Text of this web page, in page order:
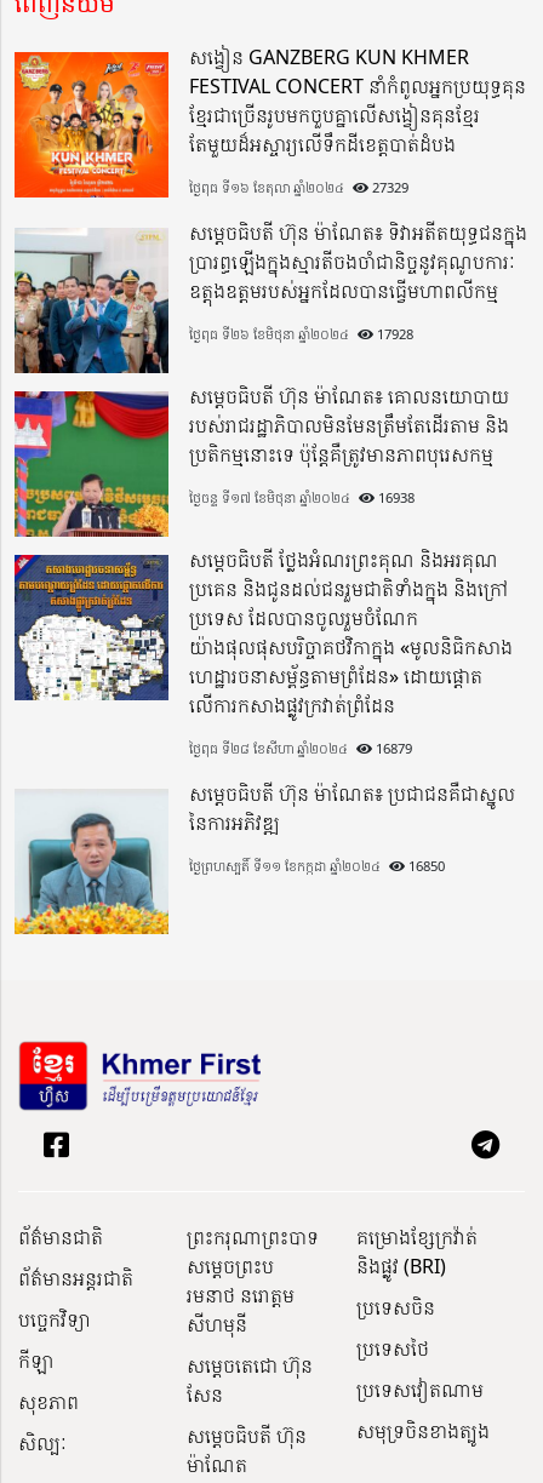
សង្វៀន GANZBERG KUN KHMER
FESTIVAL CONCERT នាំកំពូលអ្នកប្រយុទ្ធគុន
ខ្មែរជាច្រើនរូបមកចួបគ្នាលើសង្វៀនគុនខ្មែរ
តែមួយដ៏អស្ចារ្យលើទឹកដីខេត្តបាត់ដំបង
ថ្ងៃពុធ ទី១៦ ខែតុលា ឆ្នាំ២០២៤ 27329
សម្តេចធិបតី ហ៊ុន ម៉ាណែត៖ ទិវាអតីតយុទ្ធជនក្នុង
ប្រារព្ធឡើងក្នុងស្មារតីចងចាំជានិច្ចនូវគុណូបការៈ
ឧត្តុងឧត្តមរបស់អ្នកដែលបានធ្វើមហាពលីកម្ម
ថ្ងៃពុធ ទី២៦ ខែមិថុនា ឆ្នាំ២០២៤ 17928
សម្តេចធិបតី ហ៊ុន ម៉ាណែត៖ គោលនយោបាយ
របស់រាជរដ្ឋាភិបាលមិនមែនត្រឹមតែដើរតាម និង
ប្រតិកម្មនោះទេ ប៉ុន្តែគឺត្រូវមានភាពបុរេសកម្ម
ថ្ងៃចន្ទ ទី១៧ ខែមិថុនា ឆ្នាំ២០២៤ 16938
សម្តេចធិបតី ថ្លែងអំណរព្រះគុណ និងអរគុណ
ប្រគេន និងជូនដល់ជនរួមជាតិទាំងក្នុង​ និងក្រៅ
ប្រទេស​ ដែលបានចូលរួមចំណែក
យ៉ាងផុលផុសបរិច្ចាគថវិកាក្នុង «មូលនិធិកសាង
ហេដ្ឋារចនាសម្ព័ន្ធតាមព្រំដែន» ដោយផ្ដោត
លើការកសាងផ្លូវក្រវាត់ព្រំដែន
ថ្ងៃពុធ ទី២៨ ខែសីហា ឆ្នាំ២០២៤ 16879
សម្តេចធិបតី ហ៊ុន ម៉ាណែត៖ ប្រជាជនគឺជាស្នូល
នៃការអភិវឌ្ឍ
ថ្ងៃព្រហស្បតិ៍ ទី១១ ខែកក្កដា ឆ្នាំ២០២៤ 16850
ព័ត៌មានជាតិ
ព័ត៌មានអន្តរជាតិ
បច្ចេកវិទ្យា
កីឡា
សុខភាព
សិល្បៈ
ព្រះករុណាព្រះបាទ
សម្តេចព្រះប
រមនាថ នរោត្តម
សីហមុនី
សម្តេចតេជោ ហ៊ុន
សែន
សម្ដេចធិបតី ហ៊ុន
ម៉ាណែត
គម្រោងខ្សែក្រវ៉ាត់
និងផ្លូវ (BRI)
ប្រទេសចិន
ប្រទេសថៃ
ប្រទេសវៀតណាម
សមុទ្រចិនខាងត្បូង